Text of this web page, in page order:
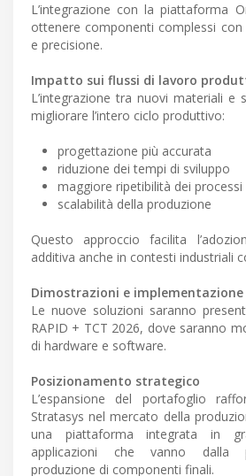
L’integrazione con la piattaforma
ottenere componenti complessi
e precisione.
Impatto sui flussi di lavoro
L’integrazione tra nuovi materiali e
migliorare l’intero ciclo produttivo:
progettazione più accurata
riduzione dei tempi di sviluppo
maggiore ripetibilità dei processi
scalabilità della produzione
Questo approccio facilita
additiva anche in contesti industriali
Dimostrazioni e implementazione
Le nuove soluzioni saranno
RAPID + TCT 2026, dove saranno
di hardware e software.
Posizionamento strategico
L’espansione del portafoglio
Stratasys nel mercato della
una piattaforma integrata in
applicazioni che vanno dalla
produzione di componenti finali.